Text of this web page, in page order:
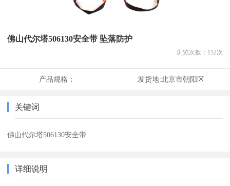
佛山代尔塔506130安全带 坠落防护
浏览次数： 152次
产品规格： 发货地:北京市朝阳区
关键词
佛山代尔塔506130安全带
详细说明